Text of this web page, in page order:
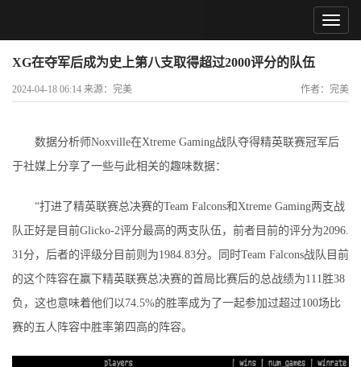
XG在夺军后成为史上第八支取得超过2000评分的队伍
2024-04-18 06:14 来源：完美 作者：完美
数据分析师Noxville在Xtreme Gaming战队夺得精英联赛冠军后
于社媒上分享了一些与此相关的趣味数据：
“打进了精英联赛总决赛的Team Falcons和Xtreme Gaming两支战
队正好是目前Glicko-2评分最高的两支队伍，前者目前的评分为2096.
31分，后者的评级分目前则为1984.83分。同时Team Falcons战队目前
的这个阵容在赢下精英联赛总决赛的首局比赛后的总战绩为111胜38
负，这也意味着他们以74.5%的胜率成为了一起参加过超过100场比
赛的五人阵容中胜率第四高的阵容。